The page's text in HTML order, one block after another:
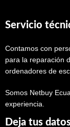
Servicio
Contamos con
para la reparación
ordenadores de
Somos Netbuy
experiencia.
Deja tus